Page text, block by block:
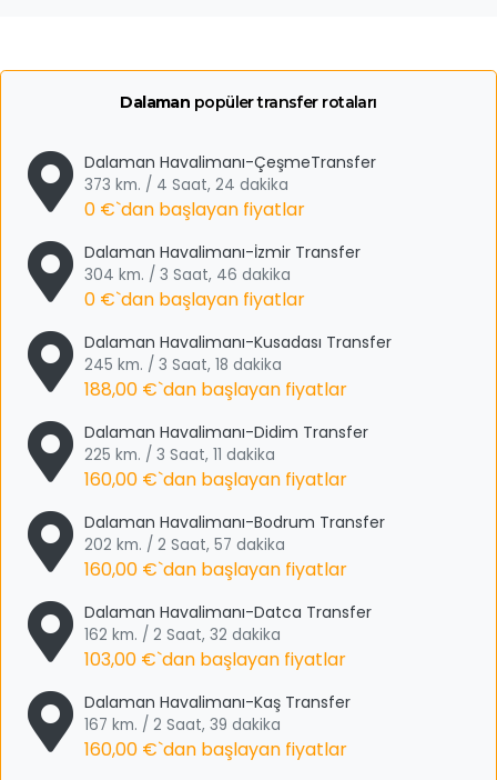
Dalaman popüler transfer rotaları
Dalaman Havalimanı-ÇeşmeTransfer
373 km. / 4 Saat, 24 dakika
0 €`dan başlayan fiyatlar
Dalaman Havalimanı-İzmir Transfer
304 km. / 3 Saat, 46 dakika
0 €`dan başlayan fiyatlar
Dalaman Havalimanı-Kusadası Transfer
245 km. / 3 Saat, 18 dakika
188,00 €`dan başlayan fiyatlar
Dalaman Havalimanı-Didim Transfer
225 km. / 3 Saat, 11 dakika
160,00 €`dan başlayan fiyatlar
Dalaman Havalimanı-Bodrum Transfer
202 km. / 2 Saat, 57 dakika
160,00 €`dan başlayan fiyatlar
Dalaman Havalimanı-Datca Transfer
162 km. / 2 Saat, 32 dakika
103,00 €`dan başlayan fiyatlar
Dalaman Havalimanı-Kaş Transfer
167 km. / 2 Saat, 39 dakika
160,00 €`dan başlayan fiyatlar